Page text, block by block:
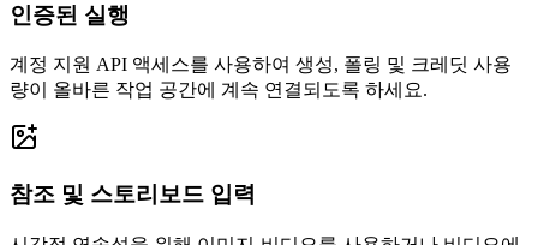
인증된 실행
계정 지원 API 액세스를 사용하여 생성, 폴링 및 크레딧 사용
량이 올바른 작업 공간에 계속 연결되도록 하세요.
참조 및 스토리보드 입력